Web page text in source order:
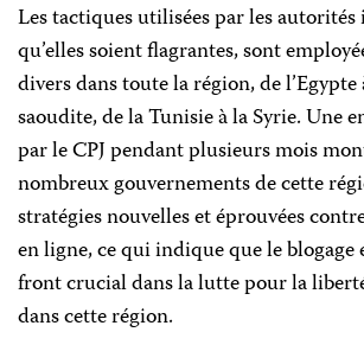
Les tactiques utilisées par les
qu’elles soient flagrantes, sont
divers dans toute la région, de l’Egypte
saoudite, de la Tunisie à la Syrie. Une
par le CPJ pendant plusieurs mois
nombreux gouvernements de cette
stratégies nouvelles etéprouvées
en ligne, ce qui indique que le blogage
front crucial dans la lutte pour la
dans cette région.